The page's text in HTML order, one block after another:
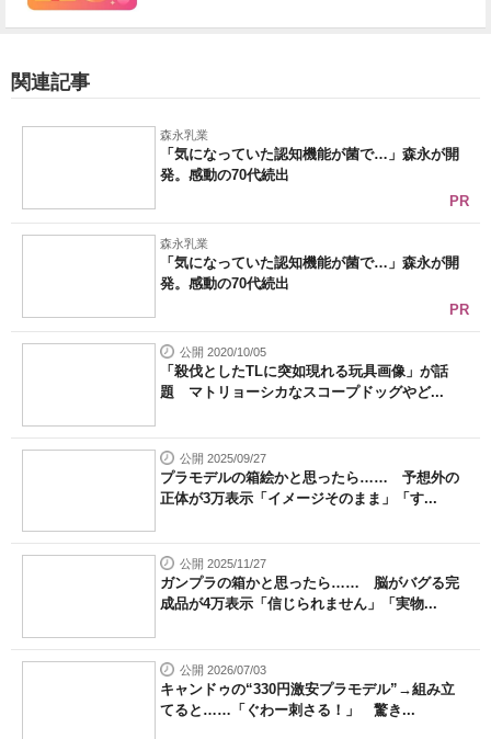
関連記事
森永乳業
「気になっていた認知機能が菌で…」森永が開
発。感動の70代続出
PR
森永乳業
「気になっていた認知機能が菌で…」森永が開
発。感動の70代続出
PR
公開 2020/10/05
「殺伐としたTLに突如現れる玩具画像」が話
題 マトリョーシカなスコープドッグやど...
公開 2025/09/27
プラモデルの箱絵かと思ったら…… 予想外の
正体が3万表示「イメージそのまま」「す...
公開 2025/11/27
ガンプラの箱かと思ったら…… 脳がバグる完
成品が4万表示「信じられません」「実物...
公開 2026/07/03
キャンドゥの“330円激安プラモデル”→組み立
てると……「ぐわー刺さる！」 驚き...